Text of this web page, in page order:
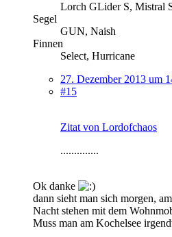
Lorch GLider S, Mistral
Segel
GUN, Naish
Finnen
Select, Hurricane
27. Dezember 2013 um
#15
Zitat von Lordofchaos
..............
Ok danke
dann sieht man sich morgen,
Nacht stehen mit dem
Muss man am Kochelsee